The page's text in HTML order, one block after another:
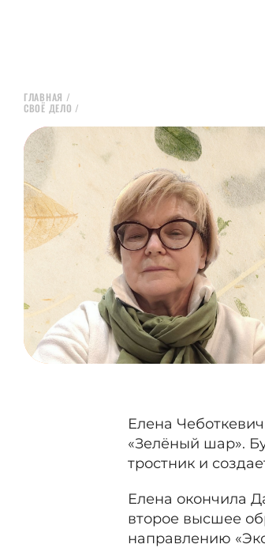
ГЛАВНАЯ /
СВОЁ ДЕЛО /
Елена
«Зелёный шар».
тростник и
Елена окончила
второе высшее
направлению